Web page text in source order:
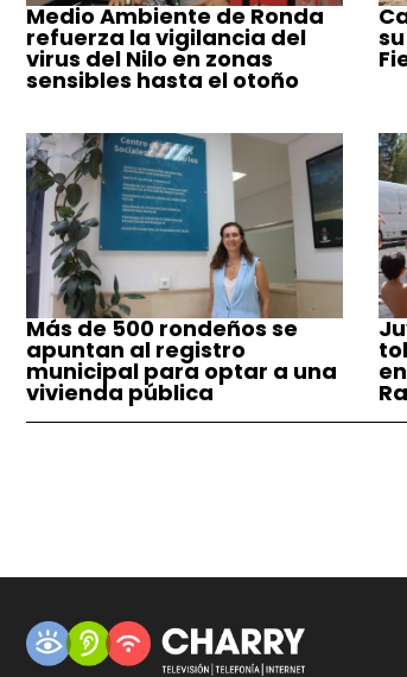
Medio Ambiente de Ronda
refuerza la vigilancia del
virus del Nilo en zonas
sensibles hasta el otoño
Más de 500 rondeños se
apuntan al registro
municipal para optar a una
vivienda pública